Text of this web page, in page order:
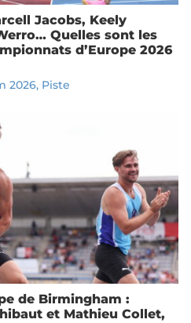
Jacobs, Keely
Quelles sont les
d’Europe 2026
2026, Piste
de Birmingham :
et Mathieu Collet,